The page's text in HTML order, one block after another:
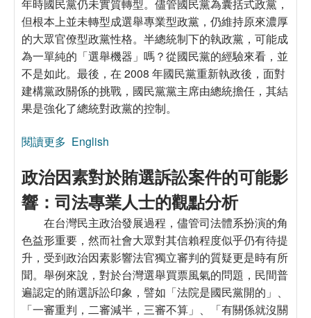
年時國民黨仍未實質轉型。儘管國民黨為囊括式政黨，
但根本上並未轉型成選舉專業型政黨，仍維持原來濃厚
的大眾官僚型政黨性格。半總統制下的執政黨，可能成
為一單純的「選舉機器」嗎？從國民黨的經驗來看，並
不是如此。最後，在 2008 年國民黨重新執政後，面對
建構黨政關係的挑戰，國民黨黨主席由總統擔任，其結
果是強化了總統對政黨的控制。
閱讀更多 關於「選舉機器」政黨轉型路線與黨政關係的建
English
政治因素對於賄選訴訟案件的可能影
響：司法專業人士的觀點分析
在台灣民主政治發展過程，儘管司法體系扮演的角
色益形重要，然而社會大眾對其信賴程度似乎仍有待提
升，受到政治因素影響法官獨立審判的質疑更是時有所
聞。舉例來說，對於台灣選舉買票風氣的問題，民間普
遍認定的賄選訴訟印象，譬如「法院是國民黨開的」、
「一審重判，二審減半，三審不算」、「有關係就沒關